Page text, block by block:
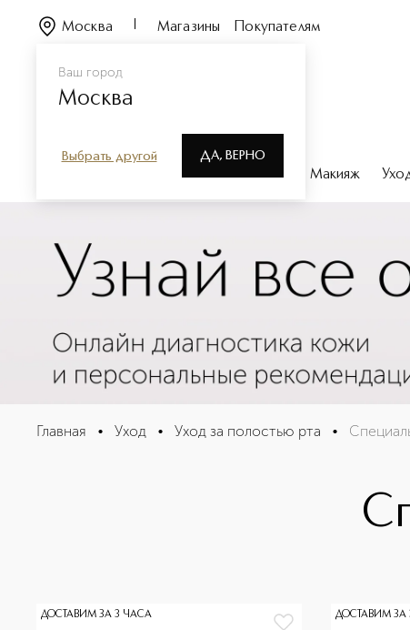
Ваш город
Москва
Выбрать другой ДА, ВЕРНО
Москва Магазины Покупателям
Парфюмерия Макияж
Специальные средства
Главная • Уход • Уход за полостью рта •
ДОСТАВИМ ЗА 3 ЧАСА ДОСТАВИМ ЗА